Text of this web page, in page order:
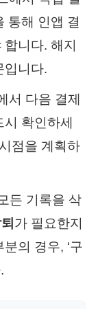
통해 인앱 결
니다. 해지
입니다.
서 다음 결제
시 확인하세
점을 계획하
든 기록을 삭
가 필요한지
의 경우, ‘구